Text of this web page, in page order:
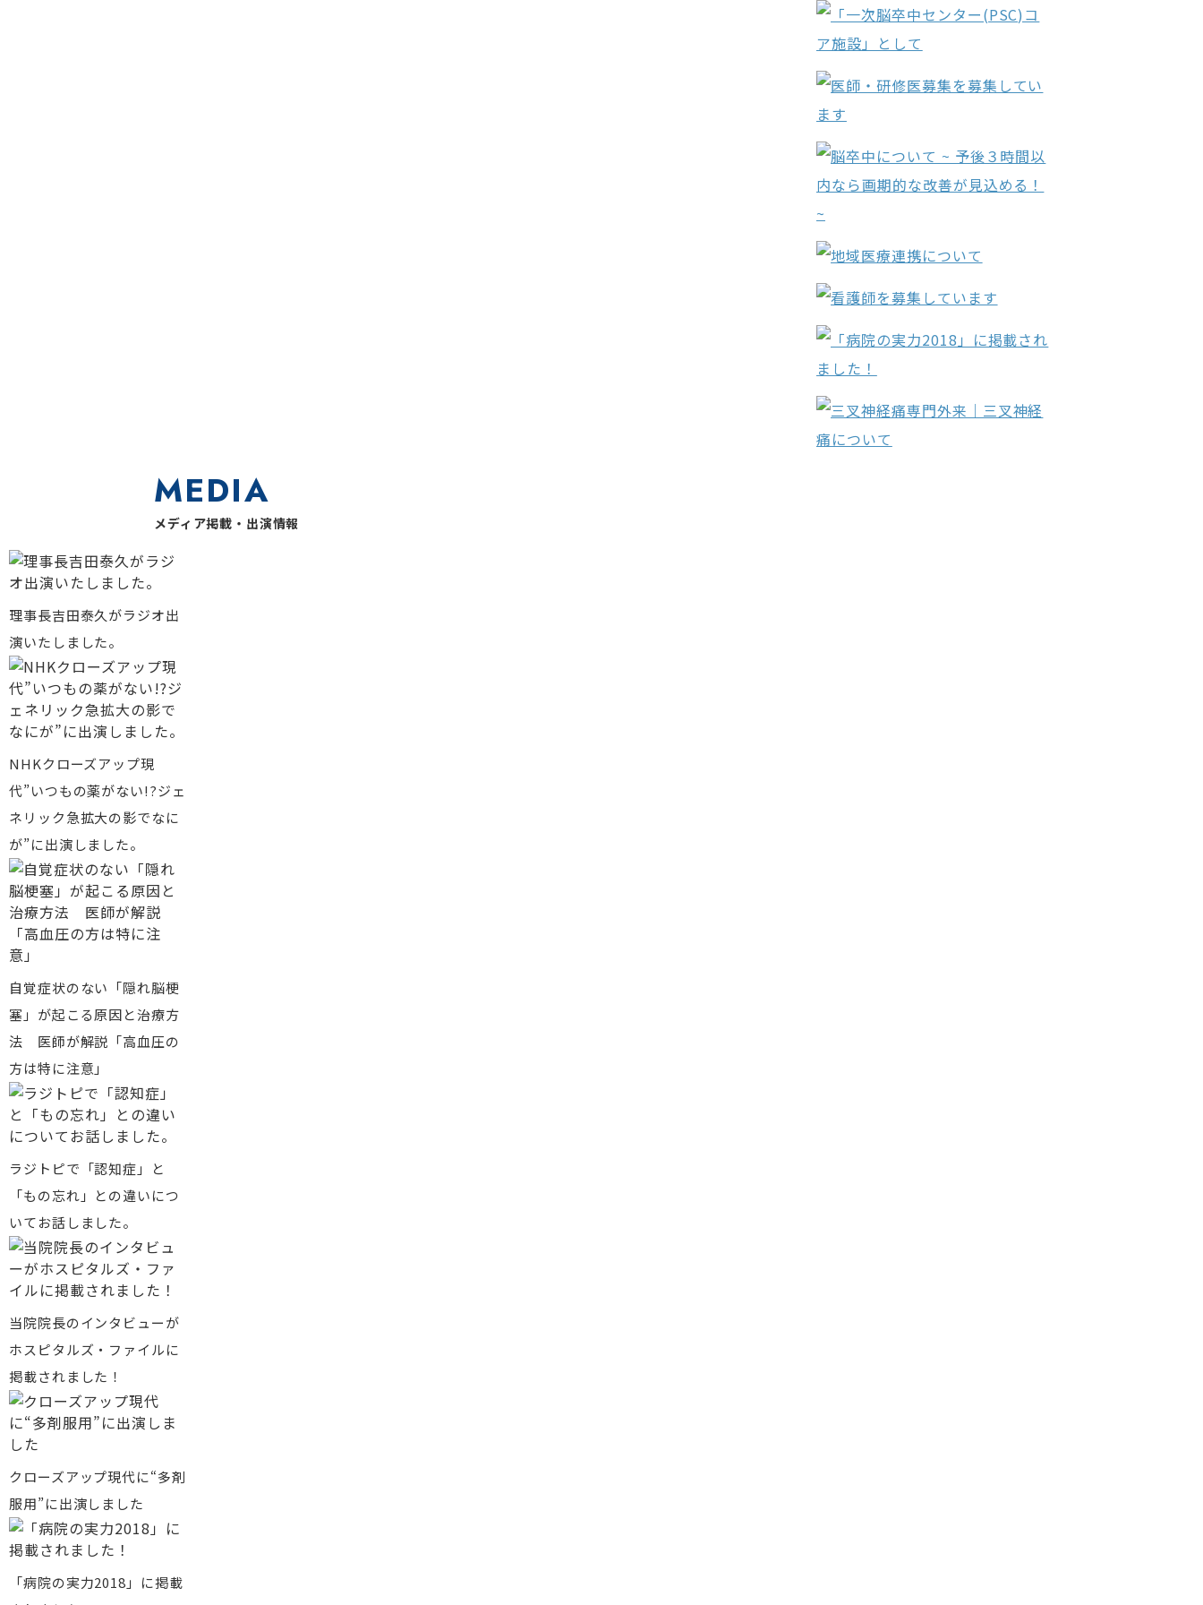
MEDIA
メディア掲載・出演情報
理事長吉田泰久がラジオ出
演いたしました。
NHKクローズアップ現
代”いつもの薬がない!?ジェ
ネリック急拡大の影でなに
が”に出演しました。
自覚症状のない「隠れ脳梗
塞」が起こる原因と治療方
法 医師が解説「高血圧の
方は特に注意」
ラジトピで「認知症」と
「もの忘れ」との違いにつ
いてお話しました。
当院院長のインタビューが
ホスピタルズ・ファイルに
掲載されました！
クローズアップ現代に“多剤
服用”に出演しました
「病院の実力2018」に掲載